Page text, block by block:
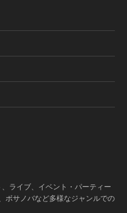
ライブ、イベント・パーティー
ボサノバなど多様なジャンルでの